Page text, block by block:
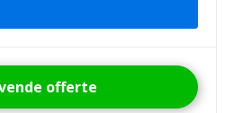
offerte